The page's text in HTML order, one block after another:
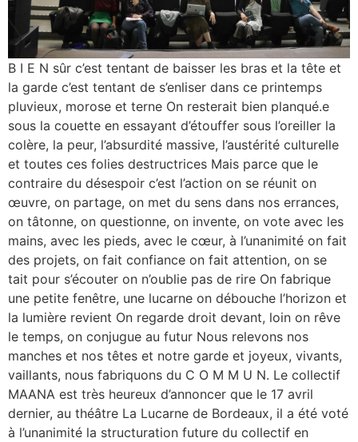
B I E N sûr c’est tentant de baisser les bras et la tête et
la garde c’est tentant de s’enliser dans ce printemps
pluvieux, morose et terne On resterait bien planqué.e
sous la couette en essayant d’étouffer sous l’oreiller la
colère, la peur, l’absurdité massive, l’austérité culturelle
et toutes ces folies destructrices Mais parce que le
contraire du désespoir c’est l’action on se réunit on
œuvre, on partage, on met du sens dans nos errances,
on tâtonne, on questionne, on invente, on vote avec les
mains, avec les pieds, avec le cœur, à l’unanimité on fait
des projets, on fait confiance on fait attention, on se
tait pour s’écouter on n’oublie pas de rire On fabrique
une petite fenêtre, une lucarne on débouche l’horizon et
la lumière revient On regarde droit devant, loin on rêve
le temps, on conjugue au futur Nous relevons nos
manches et nos têtes et notre garde et joyeux, vivants,
vaillants, nous fabriquons du C O M M U N. Le collectif
MAANA est très heureux d’annoncer que le 17 avril
dernier, au théâtre La Lucarne de Bordeaux, il a été voté
à l’unanimité la structuration future du collectif en